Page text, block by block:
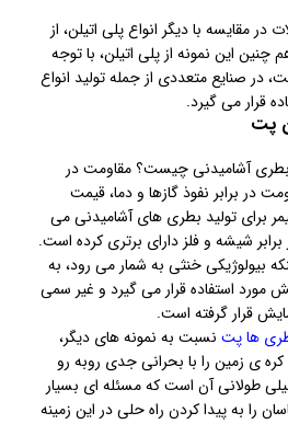
در مقایسه با دیگر انواع پلی اتیلن، از
این نمونه از پلی اتیلن، با توجه
در صنایع متعددی از جمله تولید انواع
قرار می گیرد.
پت
بطری آشامیدنی چیست؟ مقاومت در
در برابر نفوذ گازها و دما، قیمت
برای تولید بطری های آشامیدنی می
برابر شیشه و فلز دارای برتری کرده است.
بیولوژیکی خنثی به شمار می رود، به
استفاده قرار می گیرد و غیر سمی
قرار گرفته است.
ها پت نسبت به نمونه های دیگر،
ی زمین را با بحرانی جدی روبه رو
طولانی آن است که مسئله ای بسیار
را به پیدا کردن راه حلی در این زمینه